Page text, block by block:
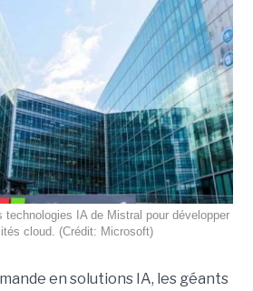
technologies IA de Mistral pour développer
cloud. (Crédit: Microsoft)
en solutions IA, les géants